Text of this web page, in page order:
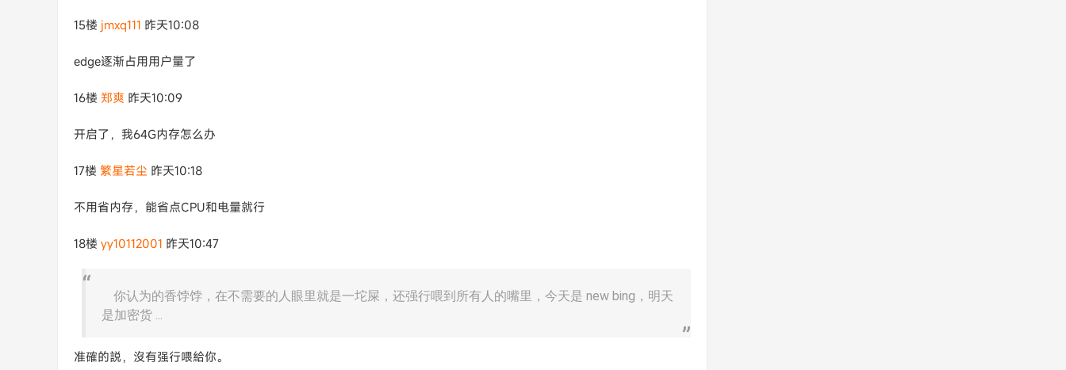
15楼 jmxq111 昨天10:08
edge逐渐占用用户量了
16楼 郑爽 昨天10:09
开启了，我64G内存怎么办
17楼 繁星若尘 昨天10:18
不用省内存，能省点CPU和电量就行
18楼 yy10112001 昨天10:47
你认为的香饽饽，在不需要的人眼里就是一坨屎，还强行喂到所有人的嘴里，今天是 new bing，明天
是加密货 ...
准確的説，沒有强行喂給你。